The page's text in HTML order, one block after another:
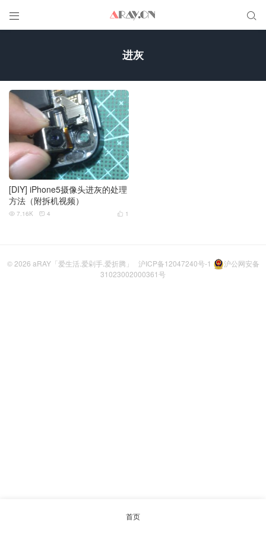
 
进灰
[DIY] iPhone5摄像头进灰的处理
方法（附拆机视频）
 1
 7.16K  4
© 2026 aRAY「爱生活.爱剁手.爱折腾」 沪ICP备12047240号-1
沪公网安备
31023002000361号
首页